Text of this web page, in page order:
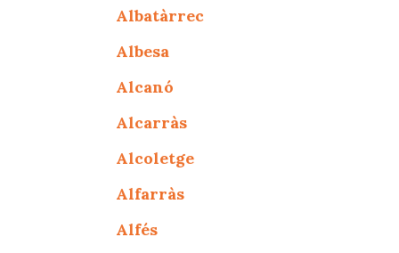
Albatàrrec
Albesa
Alcanó
Alcarràs
Alcoletge
Alfarràs
Alfés